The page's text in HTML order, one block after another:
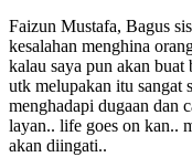
Faizun Mustafa, Bagus
kesalahan menghina
kalau saya pun akan
utk melupakan itu sangat
menghadapi dugaan dan
layan.. life goes on kan..
akan diingati..